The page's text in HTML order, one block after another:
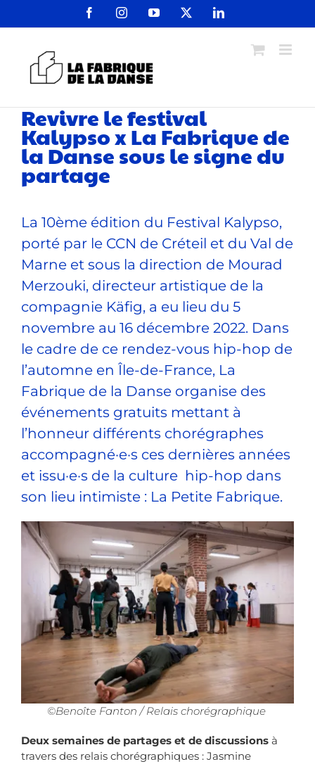
FacebookInstagramYouTube LinkedIn
Revivre le festival
Kalypso x La Fabrique de
la Danse sous le signe du
partage
La 10ème édition du Festival Kalypso,
porté par le CCN de Créteil et du Val de
Marne et sous la direction de Mourad
Merzouki, directeur artistique de la
compagnie Käfig, a eu lieu du 5
novembre au 16 décembre 2022. Dans
le cadre de ce rendez-vous hip-hop de
l’automne en Île-de-France, La
Fabrique de la Danse organise des
événements gratuits mettant à
l’honneur différents chorégraphes
accompagné·e·s ces dernières années
et issu·e·s de la culture hip-hop dans
son lieu intimiste : La Petite Fabrique.
©Benoîte Fanton / Relais chorégraphique
Deux semaines de partages et de discussionsà
travers des relais chorégraphiques : Jasmine